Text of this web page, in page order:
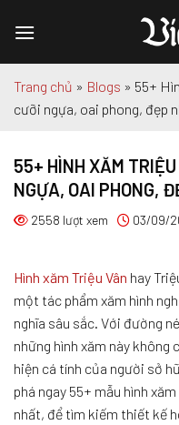
đến
dungTrang chủ » Blogs » 55+
cưỡi ngựa, oai phong, đẹp
55+ HÌNH XĂM
NGỰA, OAI PHONG,
2558 lượt xem 03/09/
Hình xăm Triệu Vân hay
một tác phẩm xăm hình
nghĩa sâu sắc. Với đường
những hình xăm này không
hiện cá tính của người sở
phá ngay 55+ mẫu hình
nhất, để tìm kiếm thiết kế